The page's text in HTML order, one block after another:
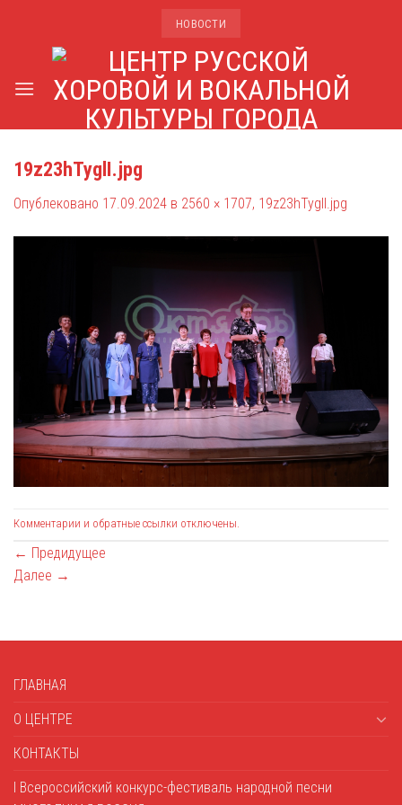
НОВОСТИ
19z23hTyglI.jpg
Опублековано 17.09.2024 в 2560 × 1707, 19z23hTyglI.jpg
Комментарии и обратные ссылки отключены.
← Предидущее
Далее →
ГЛАВНАЯ
О ЦЕНТРЕ
КОНТАКТЫ
I Всероссийский конкурс-фестиваль народной песни